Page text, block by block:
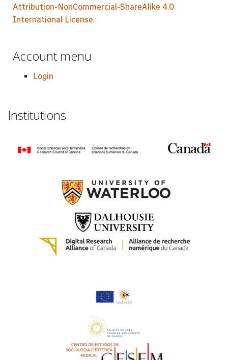
Attribution-NonCommercial-ShareAlike 4.0
International License.
Account menu
Login
Institutions